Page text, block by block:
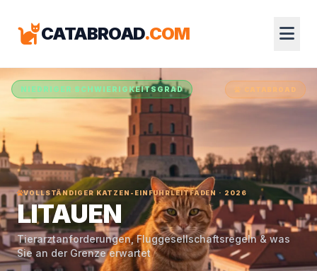
CATABROAD.COM
NIEDRIGER SCHWIERIGKEITSGRAD CATABROAD
VOLLSTÄNDIGER KATZEN-EINFUHRLEITFADEN · 2026
LITAUEN
Tierarztanforderungen, Fluggesellschaftsregeln & was
Sie an der Grenze erwartet